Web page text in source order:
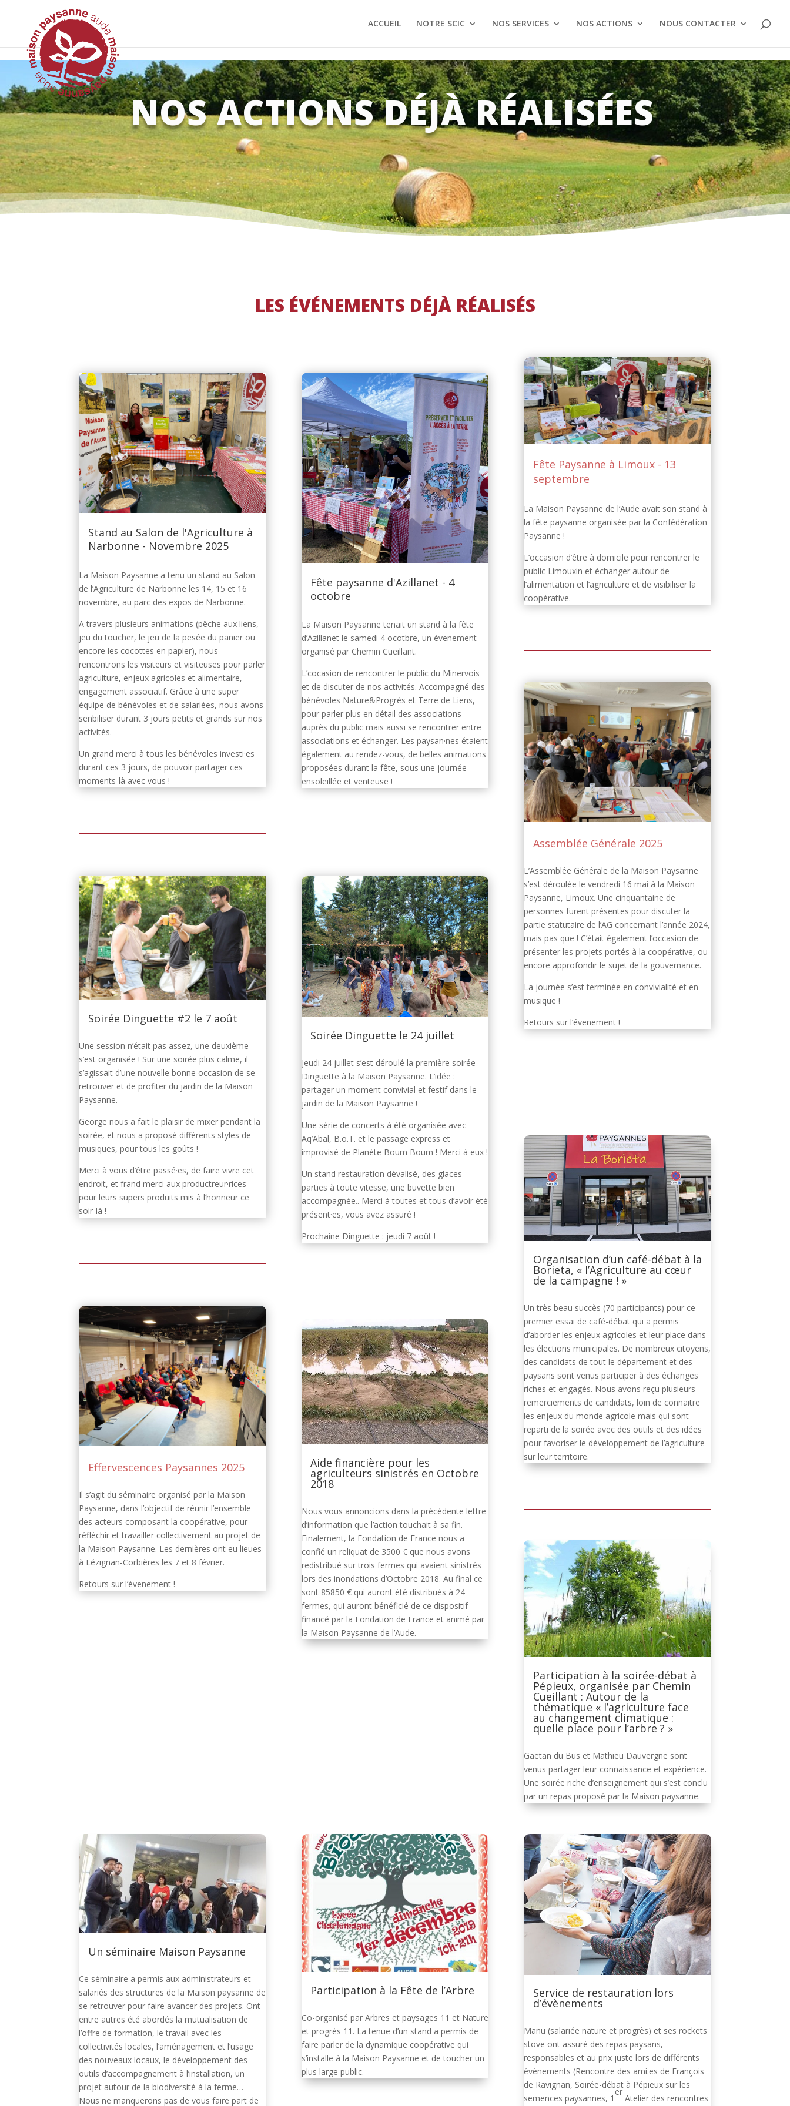
Strict-Transport-Security Content-Security-Policy X-Frame-Options X-Content-Type-Options Referrer-Policy Permissions-Policy
ACCUEIL
NOTRE SCIC NOS SERVICES NOS ACTIONS NOUS CONTACTER
NOS ACTIONS DÉJÀ RÉALISÉES
LES ÉVÉNEMENTS DÉJÀ RÉALISÉS
Stand au Salon de l'Agriculture à
Narbonne - Novembre 2025
La Maison Paysanne a tenu un stand au Salon
de l’Agriculture de Narbonne les 14, 15 et 16
novembre, au parc des expos de Narbonne.
A travers plusieurs animations (pêche aux liens,
jeu du toucher, le jeu de la pesée du panier ou
encore les cocottes en papier), nous
rencontrons les visiteurs et visiteuses pour parler
agriculture, enjeux agricoles et alimentaire,
engagement associatif. Grâce à une super
équipe de bénévoles et de salariées, nous avons
senbiliser durant 3 jours petits et grands sur nos
activités.
Un grand merci à tous les bénévoles investi·es
durant ces 3 jours, de pouvoir partager ces
moments-là avec vous !
Soirée Dinguette #2 le 7 août
Une session n’était pas assez, une deuxième
s’est organisée ! Sur une soirée plus calme, il
s’agissait d’une nouvelle bonne occasion de se
retrouver et de profiter du jardin de la Maison
Paysanne.
George nous a fait le plaisir de mixer pendant la
soirée, et nous a proposé différents styles de
musiques, pour tous les goûts !
Merci à vous d’être passé·es, de faire vivre cet
endroit, et frand merci aux productreur·rices
pour leurs supers produits mis à l’honneur ce
soir-là !
Effervescences Paysannes 2025
Il s’agit du séminaire organisé par la Maison
Paysanne, dans l’objectif de réunir l’ensemble
des acteurs composant la coopérative, pour
réfléchir et travailler collectivement au projet de
la Maison Paysanne. Les dernières ont eu lieues
à Lézignan-Corbières les 7 et 8 février.
Retours sur l’évenement !
Fête paysanne d'Azillanet - 4
octobre
La Maison Paysanne tenait un stand à la fête
d’Azillanet le samedi 4 ocotbre, un évenement
organisé par Chemin Cueillant.
L’cocasion de rencontrer le public du Minervois
et de discuter de nos activités. Accompagné des
bénévoles Nature&Progrès et Terre de Liens,
pour parler plus en détail des associations
auprès du public mais aussi se rencontrer entre
associations et échanger. Les paysan·nes étaient
également au rendez-vous, de belles animations
proposées durant la fête, sous une journée
ensoleillée et venteuse !
Soirée Dinguette le 24 juillet
Jeudi 24 juillet s’est déroulé la première soirée
Dinguette à la Maison Paysanne. L’idée :
partager un moment convivial et festif dans le
jardin de la Maison Paysanne !
Une série de concerts à été organisée avec
Aq’Abal, B.o.T. et le passage express et
improvisé de Planète Boum Boum ! Merci à eux !
Un stand restauration dévalisé, des glaces
parties à toute vitesse, une buvette bien
accompagnée.. Merci à toutes et tous d’avoir été
présent·es, vous avez assuré !
Prochaine Dinguette : jeudi 7 août !
Aide financière pour les
agriculteurs sinistrés en Octobre
2018
Nous vous annoncions dans la précédente lettre
d’information que l’action touchait à sa fin.
Finalement, la Fondation de France nous a
confié un reliquat de 3500 € que nous avons
redistribué sur trois fermes qui avaient sinistrés
lors des inondations d’Octobre 2018. Au final ce
sont 85850 € qui auront été distribués à 24
fermes, qui auront bénéficié de ce dispositif
financé par la Fondation de France et animé par
la Maison Paysanne de l’Aude.
Fête Paysanne à Limoux - 13
septembre
La Maison Paysanne de l’Aude avait son stand à
la fête paysanne organisée par la Confédération
Paysanne !
L’occasion d’être à domicile pour rencontrer le
public Limouxin et échanger autour de
l’alimentation et l’agriculture et de visibiliser la
coopérative.
Assemblée Générale 2025
L’Assemblée Générale de la Maison Paysanne
s’est déroulée le vendredi 16 mai à la Maison
Paysanne, Limoux. Une cinquantaine de
personnes furent présentes pour discuter la
partie statutaire de l’AG concernant l’année 2024,
mais pas que ! C’était également l’occasion de
présenter les projets portés à la coopérative, ou
encore approfondir le sujet de la gouvernance.
La journée s’est terminée en convivialité et en
musique !
Retours sur l’évenement !
Organisation d’un café-débat à la
Borieta, « l’Agriculture au cœur
de la campagne ! »
Un très beau succès (70 participants) pour ce
premier essai de café-débat qui a permis
d’aborder les enjeux agricoles et leur place dans
les élections municipales. De nombreux citoyens,
des candidats de tout le département et des
paysans sont venus participer à des échanges
riches et engagés. Nous avons reçu plusieurs
remerciements de candidats, loin de connaitre
les enjeux du monde agricole mais qui sont
reparti de la soirée avec des outils et des idées
pour favoriser le développement de l’agriculture
sur leur territoire.
Participation à la soirée-débat à
Pépieux, organisée par Chemin
Cueillant : Autour de la
thématique « l’agriculture face
au changement climatique :
quelle place pour l’arbre ? »
Gaëtan du Bus et Mathieu Dauvergne sont
venus partager leur connaissance et expérience.
Une soirée riche d’enseignement qui s’est conclu
par un repas proposé par la Maison paysanne.
Un séminaire Maison Paysanne
Ce séminaire a permis aux administrateurs et
salariés des structures de la Maison paysanne de
se retrouver pour faire avancer des projets. Ont
entre autres été abordés la mutualisation de
l’offre de formation, le travail avec les
collectivités locales, l’aménagement et l’usage
des nouveaux locaux, le développement des
outils d’accompagnement à l’installation, un
projet autour de la biodiversité à la ferme…
Nous ne manquerons pas de vous faire part de
Participation à la Fête de l’Arbre
Co-organisé par Arbres et paysages 11 et Nature
et progrès 11. La tenue d’un stand a permis de
faire parler de la dynamique coopérative qui
s’installe à la Maison Paysanne et de toucher un
plus large public.
Service de restauration lors
d’évènements
Manu (salariée nature et progrès) et ses rockets
stove ont assuré des repas paysans,
responsables et au prix juste lors de différents
évènements (Rencontre des ami.es de François
de Ravignan, Soirée-débat à Pépieux sur les
semences paysannes, 1
er
Atelier des rencontres